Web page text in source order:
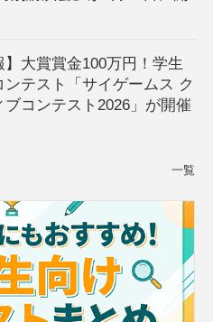
】大賞賞金100万円！学生
ンテスト「サイゲームス ク
ブコンテスト2026」が開催
一覧